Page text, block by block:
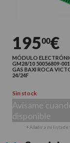
19500€
MÓDULO
GM28/10 50056809-
GAS BAXI ROCA
24/24F
Sin stock
Avísame
disponible
+ Añadir a mi lista